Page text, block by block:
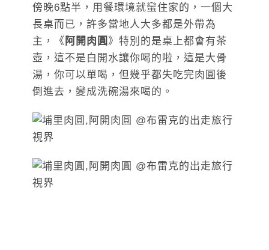
傍晚6點半，用餐環境就蠻住家的，一個大
長桌而已，許多當地人大多都是外帶為
主，《 阿開肉圓 》特別的是桌上都會有茶
壺，這不是白開水讓你喝的啦，這是大骨
湯，你可以單喝，但幾乎都失吃完肉圓後
倒進去，變成洗碗湯來喝的。